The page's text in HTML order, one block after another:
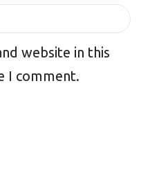
website in this
I comment.